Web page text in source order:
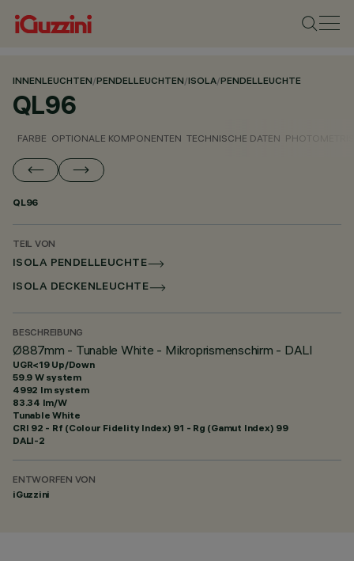
INNENLEUCHTEN/PENDELLEUCHTEN/ISOLA/PENDELLEUCHTE
QL96
FARBE OPTIONALE KOMPONENTEN TECHNISCHE DATEN
QL96
TEIL VON
ISOLA PENDELLEUCHTE
ISOLA DECKENLEUCHTE
BESCHREIBUNG
Ø887mm - Tunable White - Mikroprismenschirm - DALI
UGR<19 Up/Down
59.9 W system
4992 lm system
83.34 lm/W
Tunable White
CRI 92 - Rf (Colour Fidelity Index) 91 - Rg (Gamut Index) 99
DALI-2
ENTWORFEN VON
iGuzzini